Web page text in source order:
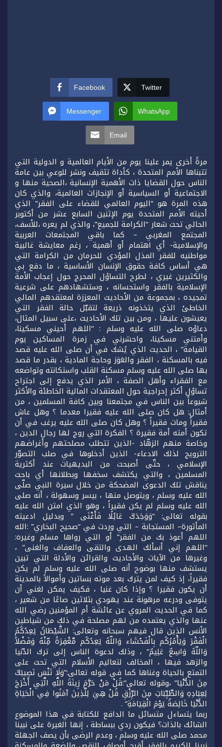
Facebook Twitter
Messenger WhatsApp
Email
مرةً أخرى يمر علينا يوم من الأيام العالمية و الدولية التي
تتبناها الأمم المتحدة ، كأداة تثقيف ونشر للوعي بين عامة
الناس حول القضايا ذات الأهمية الإنسانية ،الصحية منها و
الاجتماعية أو السياسية أو الإنجازات العالمية، والذي كان
هذه المرة هو “اليوم العالمي للقضاء على الفقر” الذي
أحيته الأمم المتحدة يوم الإثنين السابع عشر من أكتوبر
الحالي تحت شعار “الكرامة للجميع”، والذي لم يعره ،للأسف،
المجتمع المغربي – كما باقي المجتمعات العربية
والإسلامية- أي اهتمام أو أهمية ، رغم معايشة غالبية
مواطنيه للفقر المذل المؤدي للحرمان من الكرامة التي
هي أساس كافة حقوق الإنسان الأساسية ، ما دفع بي
والكثيرين غيري ، لطرح التساؤل المحرج حول إعجاب الأمة
الإسلامية بالفقر واستحسانه ، وستشهادهم على شرعية
تمجيده ، بمجموعة من الأحاديث المعززة لمعتقدهم المالي
الخاطئ الذي يتخذونه ذريعة لتقبّل حالة الفقر التي
يعيشون عليها ، ومن بين تلك الأحاديث ،على سبيل المثال،
دعاؤه صلى الله عليه وسلم : “اللهم أحيني مسكينا،
وأمتني مسكينا، واحشرني في زمرة المساكين يوم
القيامة” ، الحديث الذي يُشك في أن صلى الله عليه قصد
فيه بالمسكنة ، الفقر والعَوَز وحاجة المادية ، بقدر ما قصد
بها صلى الله عليه وسلم مسكنة القلب واستكانته وتواضعه
مع الفقراء وأهل الصفة ، الأمر الذي يدفع إلى اجتراح
تساؤل أكثر إحراجية حول المعتقدات المالية الخاطئة والأكثر
شيوعاً بين الناس في مجتمعنا وبين كافة المسلمين ، من
أمثال: هل كان صلى الله عليه فقيرا معدما ؟ وهل عاش
فقيراً ومات فقيراً ؟ وهل كان صلى الله عليه يرغب في أن
تكون أمته أمة فقيرة ؟ الفكرة التي روج لها رجال الدين ،
وخاصة منهم الزهّاد -الذين تتطلب مصلحتهم وأغراضهم
الترويج لذلك الادعاء- الذين أدخلوها في صلب التصوّر
الإسلامي ، حتّى أصبحت من البديهيات عند أكثرية
المسلمين ، والتي يكتشف سخفها وبطلانها أي باحث
يناقش تلك الدعوى المضحكة من خلال سيرة النبي صلّى
الله عليه وسلم ، ويتوصل منها ، بيسر وسهولة ، أنه صلى
الله عليه وسلم لم يكن فقيراً ، وهو الذي امتن الله عليه
بقوله تعالى: “وَوَجَدَكَ عَائِلًا فَأَغْنَى ” وبدليل ادعيته
المأثورة– المستجابة – التي وردت في “صحيح البخاري” :الله
اللهم أعوذ بك من الفقر” أو التي رواها مسلم وغيره:
“اللهم إني أسألك الهدى والتقى والعفاف والغنى” ،
وغيرها من الآيات والأحاديث والقرائن والأدلة التي تبين
يستشف منها بوضوح أنه صلى الله عليه وسلم لم يكن
فقيراً، إذ كيف لمن يترك بعد موته بساتين وأموالاً بالمدينة
أن يكون فقيرا ؟ وإذا كان غنيا ، فكيف يمكن لغني أن
يتوفى ودرعه مرهونة عند يهودي بثلاثين صاعًا من شعير ،
كما في الحديث المروي عن عائشة أم المؤمنين رضي الله
عنها والذي يعتمده من لهم مصلحة في ذلك من شياطين
الأنس الذين قال فيهم سبحانه وتعالى: الشَّيْطَانُ يَعِدُكُمُ
الْفَقْرَ وَيَأْمُرُكُم بِالْفَحْشَاء وَاللّهُ يَعِدُكُم مَّغْفِرَةً مِّنْهُ وَفَضْلاً
وَاللّهُ وَاسِعٌ عَلِيمٌ” ، وذلك لدعوة الناس إلى ترك الدّنيا
والزهد فيها ، المخالف لتعاليم الأسلام التي تحث على
التمتع بالحياة وغناها كما في قوله تعالى:”وَلَا تَنْسَ نَصِيبَكَ
مِنَ الدُّنْيَا” ،وقوله تعالى”:قُلْ مَنْ حَرَّمَ زِينَةَ اللَّهِ الَّتِي أَخْرَجَ
لِعِبَادِهِ وَالطَّيِّبَاتِ مِنَ الرِّزْقِ قُلْ هِيَ لِلَّذِينَ آمَنُوا فِي الْحَيَاةِ
الدُّنْيَا خَالِصَةً يَوْمَ الْقِيَامَةِ” .
ربما يتساءل متسائل ما الدافع للكتابة في هذا الموضوع
الشائك بالذات؟ فيكون ردي ببساطة ، إنها الغيرة على نبينا
محمد صلى الله عليه وسلم ، وعدم الرضى بأن يصف الجهلة